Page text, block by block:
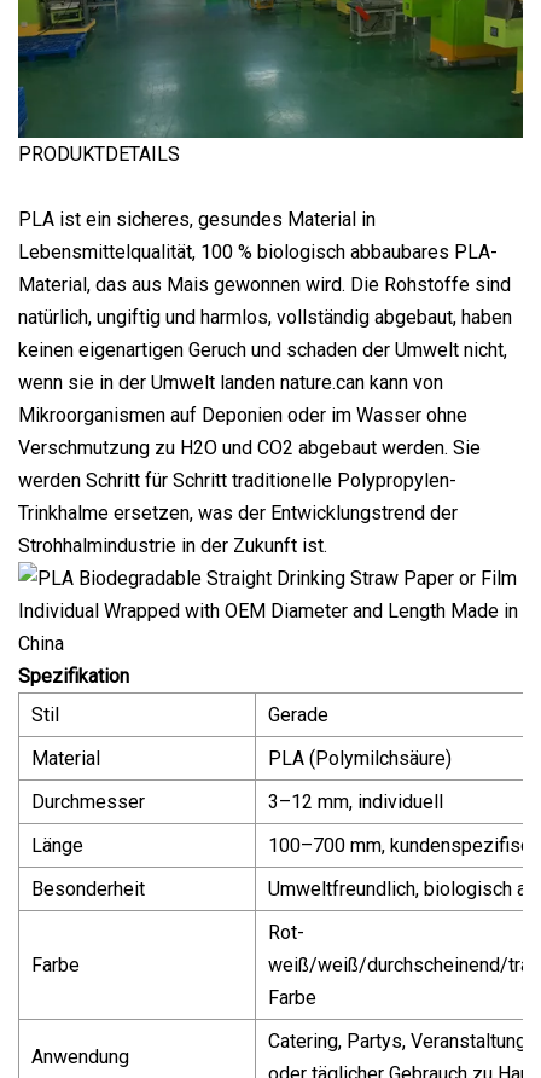
PRODUKTDETAILS
PLA ist ein sicheres, gesundes Material in
Lebensmittelqualität, 100 % biologisch abbaubares PLA-
Material, das aus Mais gewonnen wird. Die Rohstoffe sind
natürlich, ungiftig und harmlos, vollständig abgebaut, haben
keinen eigenartigen Geruch und schaden der Umwelt nicht,
wenn sie in der Umwelt landen nature.can kann von
Mikroorganismen auf Deponien oder im Wasser ohne
Verschmutzung zu H2O und CO2 abgebaut werden. Sie
werden Schritt für Schritt traditionelle Polypropylen-
Trinkhalme ersetzen, was der Entwicklungstrend der
Strohhalmindustrie in der Zukunft ist.
Spezifikation
Stil
Gerade
Material
PLA (Polymilchsäure)
Durchmesser
3–12 mm, individuell
Länge
100–700 mm, kundenspezifisch
Besonderheit
Umweltfreundlich, biologisch
Farbe
Rot-
weiß/weiß/durchscheinend/
Farbe
Anwendung
Catering, Partys,